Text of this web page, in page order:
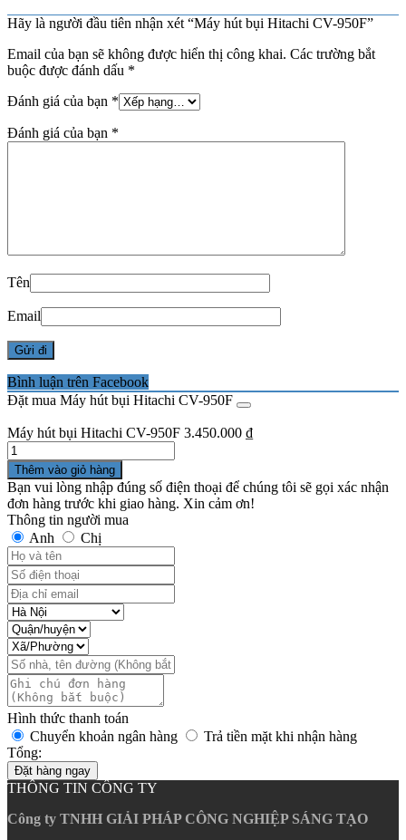
Hãy là người đầu tiên nhận xét “Máy hút bụi Hitachi CV-950F”
Email của bạn sẽ không được hiển thị công khai. Các trường bắt
buộc được đánh dấu *
Đánh giá của bạn *
Đánh giá của bạn *
Tên
Email
Bình luận trên Facebook
Đặt mua Máy hút bụi Hitachi CV-950F
Máy hút bụi Hitachi CV-950F 3.450.000 ₫
Số
lượng
Thêm vào giỏ hàng
Bạn vui lòng nhập đúng số điện thoại để chúng tôi sẽ gọi xác nhận
đơn hàng trước khi giao hàng. Xin cảm ơn!
Thông tin người mua
Anh
Chị
Hình thức thanh toán
Chuyển khoản ngân hàng
Trả tiền mặt khi nhận hàng
Tổng:
Đặt hàng ngay
THÔNG TIN CÔNG TY
Công ty TNHH GIẢI PHÁP CÔNG NGHIỆP SÁNG TẠO